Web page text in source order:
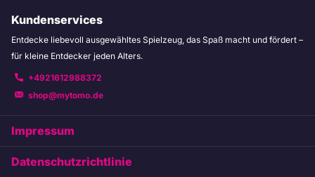
Kundenservices
Entdecke liebevoll ausgewähltes Spielzeug, das Spaß macht und fördert –
für kleine Entdecker jeden Alters.
+4921612988372
shop@mytomo.de
Impressum
Datenschutzrichtlinie